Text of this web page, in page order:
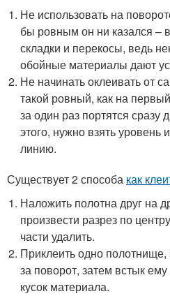
Не использовать на
бы ровным он ни казался –
складки и перекосы, ведь
обойные материалы дают
Не начинать оклеивать от
такой ровный, как на
за один раз портятся
этого, нужно взять уровень
линию.
Существует 2 способа как
Наложить полотна друг на
произвести разрез по
части удалить.
Приклеить одно
за поворот, затем встык
кусок материала.